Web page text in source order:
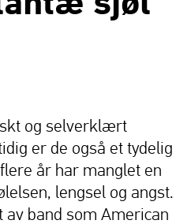
og selverklært
er de også et tydelig
år har manglet en
lengsel og angst.
band som American